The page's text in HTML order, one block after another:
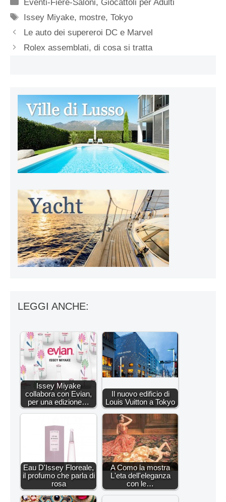
Eventi-Fiere-Saloni, Giocattoli per Adulti
Tag
Issey Miyake, mostre,Tokyo
Le auto dei supereroi DC e Marvel
Rolex assemblati, di cosa si tratta
LEGGI ANCHE:
Issey Miyake
collabora con Evian,
per una edizione…
Il nuovo edificio di
Louis Vuitton a Tokyo
Eau D'Issey Floreale,
il profumo che parla di
rosa
A Como la mostra
L'eta dell'eleganza
con le…